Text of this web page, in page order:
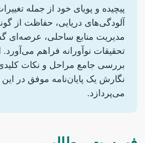
پیچیده و پویای خود از جمله
آلودگی‌های دریایی، حفاظت از
مدیریت منابع ساحلی، عرصه‌ای
تحقیقات نوآورانه فراهم می‌آورد.
بررسی جامع مراحل و نکات
نگارش یک پایان‌نامه موفق در
می‌پردازد.